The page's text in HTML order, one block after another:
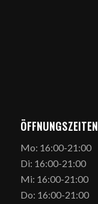
ÖFFNUNGSZEITEN
Mo: 16:00-21:00
Di: 16:00-21:00
Mi: 16:00-21:00
Do: 16:00-21:00